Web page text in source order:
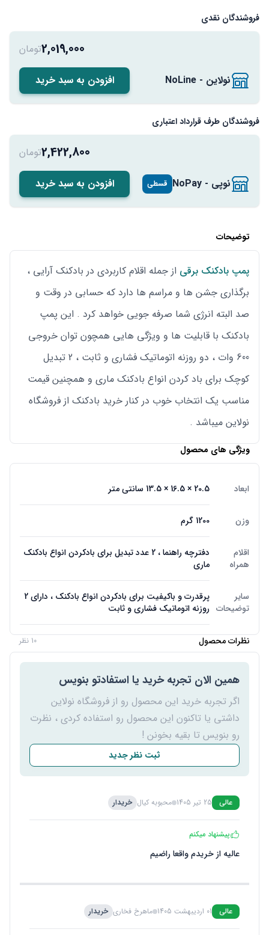
فروشندگان نقدی
نولاین - NoLine
2,019,000تومان
افزودن به سبد خرید
فروشندگان طرف قرارداد اعتباری
نوپی - NoPay قسطی
2,422,800تومان
افزودن به سبد خرید
توضیحات
پمپ بادکنک برقی از جمله اقلام کاربردی در بادکنک آرایی ،
برگذاری جشن ها و مراسم ها دارد که حسابی در وقت و
صد البته انرژی شما صرفه جویی خواهد کرد . این پمپ
بادکنک با قابلیت ها و ویژگی هایی همچون توان خروجی
600 وات ، دو روزنه اتوماتیک فشاری و ثابت ، 2 تبدیل
کوچک برای باد کردن انواع بادکنک ماری و همچنین قیمت
مناسب یک انتخاب خوب در کنار خرید بادکنک از فروشگاه
نولاین میباشد .
ویژگی های محصول
ابعاد 20.5 × 16.5 × 13.5 سانتی متر
وزن 1200 گرم
اقلام
همراه
دفترچه راهنما ، 2 عدد تبدیل برای بادکردن انواع بادکنک
ماری
سایر
توضیحات
پرقدرت و باکیفیت برای بادکردن انواع بادکنک ، دارای 2
روزنه اتوماتیک فشاری و ثابت
نظرات محصول 10 نظر
همین الان تجربه خرید یا استفادتو بنویس
اگر تجربه خرید این محصول رو از فروشگاه نولاین
داشتی یا تاکنون این محصول رو استفاده کردی ، نظرت
رو بنویس تا بقیه بخونن !
ثبت نظر جدید
عالی 25 تیر 1405 محبوبه کیال خریدار
پیشنهاد میکنم
عالیه از خریدم واقعا راضیم
عالی 01 اردیبهشت 1405 ماهرخ فخاری خریدار